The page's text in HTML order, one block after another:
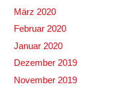
März 2020
Februar 2020
Januar 2020
Dezember 2019
November 2019